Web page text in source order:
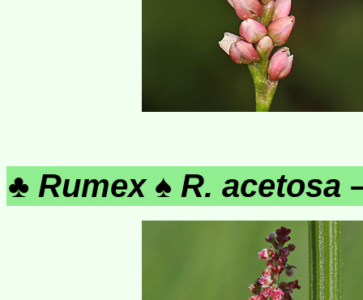
♣ Rumex♠ R. acetosa